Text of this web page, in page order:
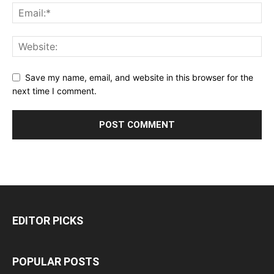
Save my name, email, and website in this browser for the
next time I comment.
EDITOR PICKS
POPULAR POSTS